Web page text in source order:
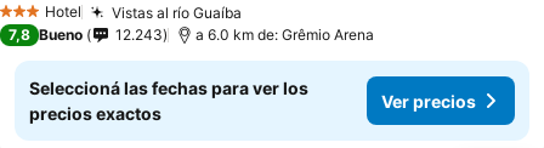
3 Estrellas
Hotel Vistas al río Guaíba
7,8 Bueno 12.243 a 6.0 km de: Grêmio Arena
Seleccioná las fechas para ver los
precios exactos
Ver precios